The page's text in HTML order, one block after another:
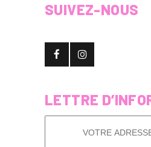
SUIVEZ-NOUS
LETTRE